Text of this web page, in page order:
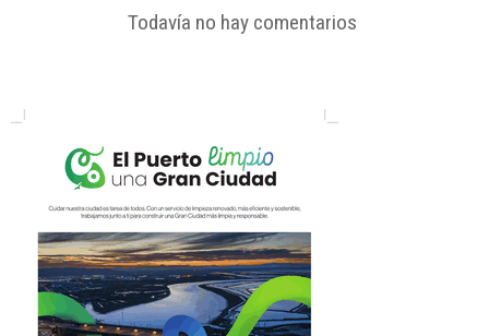
Todavía no hay comentarios